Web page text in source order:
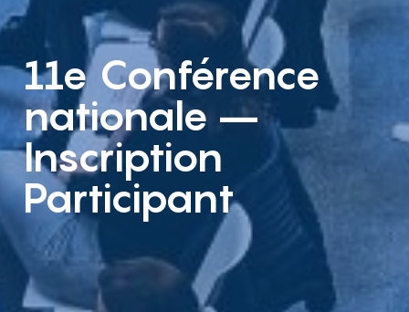
11e Conférence
nationale –
Inscription
Participant